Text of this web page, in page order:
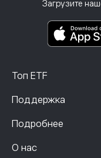
Загрузите
Топ ETF
Поддержка
Подробнее
О нас
Основные
Данные о жалобах